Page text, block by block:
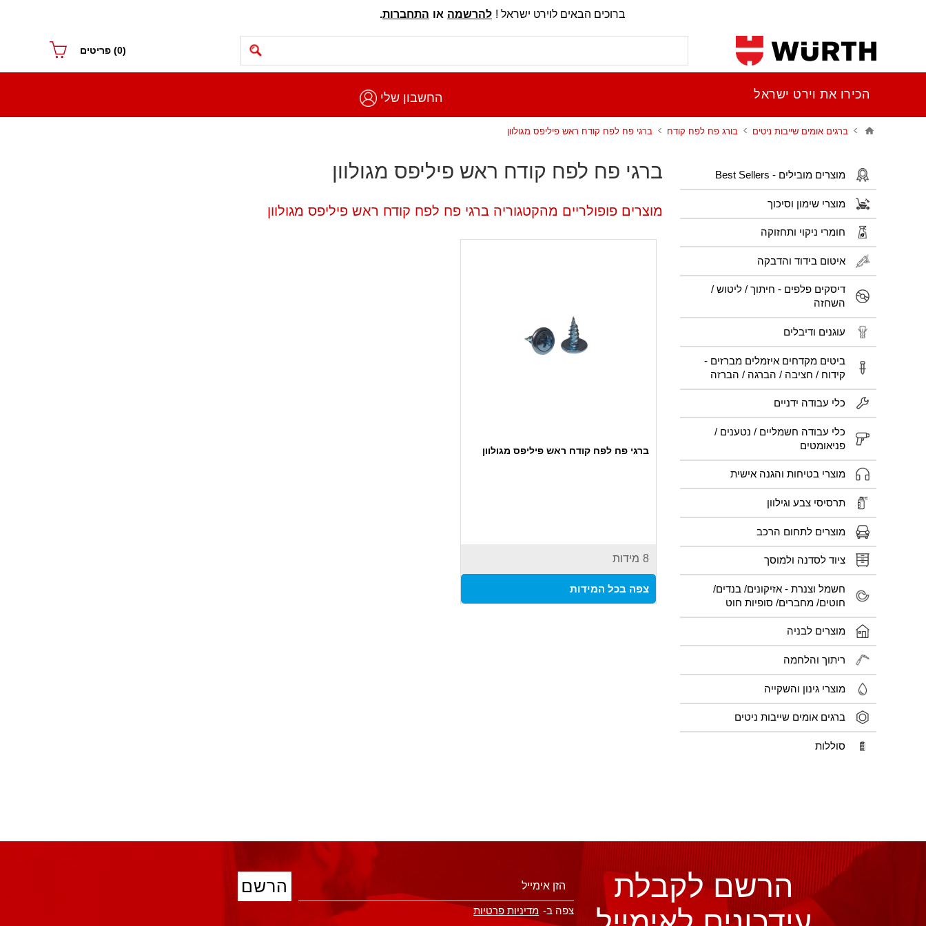
ברוכים הבאים לוירט ישראל ! להרשמה או התחברות.
(0) פריטים
מוצרים מובילים - Best Sellers
מוצרי שימון וסיכוך
חומרי ניקוי ותחזוקה
איטום בידוד והדבקה
דיסקים פלפים - חיתוך / ליטוש /
השחזה
עוגנים ודיבלים
ביטים מקדחים איזמלים מברזים -
קידוח / חציבה / הברגה / הברזה
כלי עבודה ידניים
כלי עבודה חשמליים / נטענים /
פניאומטים
מוצרי בטיחות והגנה אישית
תרסיסי צבע וגילוון
מוצרים לתחום הרכב
ציוד לסדנה ולמוסך
חשמל וצנרת - אזיקונים/ בנדים/
חוטים/ מחברים/ סופיות חוט
מוצרים לבניה
ריתוך והלחמה
מוצרי גינון והשקייה
ברגים אומים שייבות ניטים
סוללות
הכירו את וירט ישראל החשבון שלי
ברגים אומים שייבות ניטים בורג פח לפח קודח ברגי פח לפח קודח ראש פיליפס מגולוון
ברגי פח לפח קודח ראש פיליפס מגולוון
מוצרים פופולריים מהקטגוריה ברגי פח לפח קודח ראש פיליפס מגולוון
ברגי פח לפח קודח ראש פיליפס מגולוון
8 מידות
צפה בכל המידות
הרשם לקבלת
צפה ב- מדיניות פרטיות